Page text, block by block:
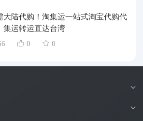
大陆代购！淘集运一站式淘宝代购代
集运转运直达台湾
0 0